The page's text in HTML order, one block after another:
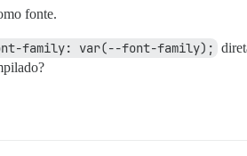
fonte.
family: var(--font-family);